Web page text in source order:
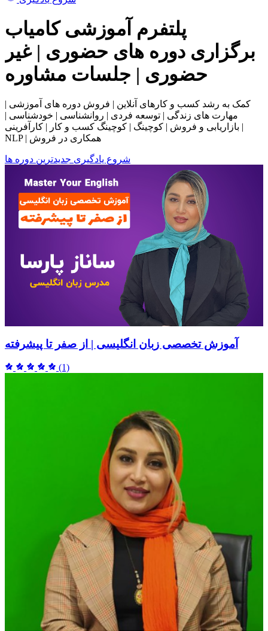
پلتفرم آموزشی کامیاب
برگزاری دوره های حضوری | غیر
حضوری | جلسات مشاوره
کمک به رشد کسب و کارهای آنلاین | فروش دوره های آموزشی |
مهارت های زندگی | توسعه فردی | روانشناسی | خودشناسی |
بازاریابی و فروش | کوچینگ | کوچینگ کسب و کار | کارآفرینی |
NLP | همکاری در فروش
شروع یادگیری جدیدترین دوره ها
آموزش تخصصی زبان انگلیسی | از صفر تا پیشرفته
(1)